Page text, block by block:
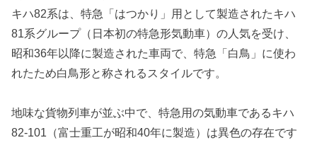
キハ82系は、特急「はつかり」用として製造されたキハ
81系グループ（日本初の特急形気動車）の人気を受け、
昭和36年以降に製造された車両で、特急「白鳥」に使わ
れたため白鳥形と称されるスタイルです。
地味な貨物列車が並ぶ中で、特急用の気動車であるキハ
82-101（富士重工が昭和40年に製造）は異色の存在です